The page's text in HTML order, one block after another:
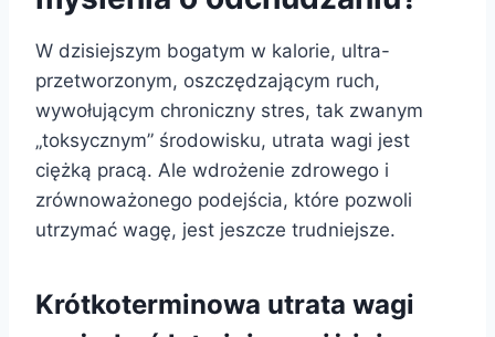
W dzisiejszym bogatym w kalorie, ultra-
przetworzonym, oszczędzającym ruch,
wywołującym chroniczny stres, tak zwanym
„toksycznym” środowisku, utrata wagi jest
ciężką pracą. Ale wdrożenie zdrowego i
zrównoważonego podejścia, które pozwoli
utrzymać wagę, jest jeszcze trudniejsze.
Krótkoterminowa utrata wagi